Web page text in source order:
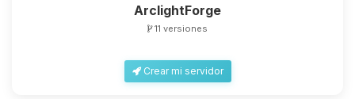
ArclightForge
11 versiones
Crear mi servidor